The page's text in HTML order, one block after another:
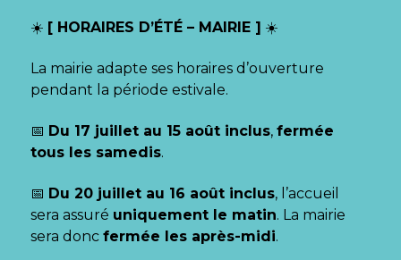
☀️ [ HORAIRES D’ÉTÉ – MAIRIE ] ☀️
La mairie adapte ses horaires d’ouverture
pendant la période estivale.
📅 Du 17 juillet au 15 août inclus, fermée
tous les samedis.
📅 Du 20 juillet au 16 août inclus, l’accueil
sera assuré uniquement le matin. La mairie
sera donc fermée les après-midi.